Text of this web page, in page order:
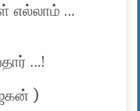
எல்லாம் …
…!
)